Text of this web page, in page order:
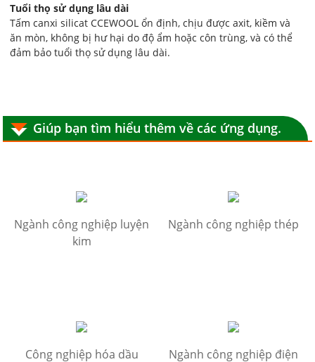
Tuổi thọ sử dụng lâu dài
Tấm canxi silicat CCEWOOL ổn định, chịu được axit, kiềm và
ăn mòn, không bị hư hại do độ ẩm hoặc côn trùng, và có thể
đảm bảo tuổi thọ sử dụng lâu dài.
Giúp bạn tìm hiểu thêm về các ứng dụng.
Ngành công nghiệp luyện
kim
Ngành công nghiệp thép
Công nghiệp hóa dầu
Ngành công nghiệp điện